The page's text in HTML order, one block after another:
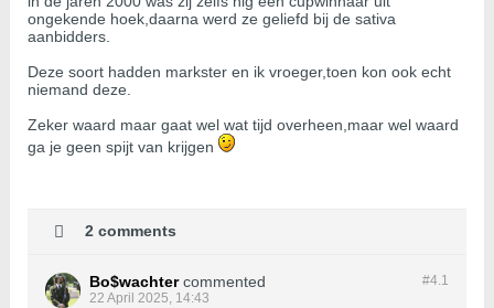
ongekende hoek,daarna werd ze geliefd bij de sativa
aanbidders.
Deze soort hadden markster en ik vroeger,toen kon ook echt
niemand deze.
Zeker waard maar gaat wel wat tijd overheen,maar wel waard
ga je geen spijt van krijgen
2 comments
#4.1
Bo$wachter commented
22 April 2025, 14:43